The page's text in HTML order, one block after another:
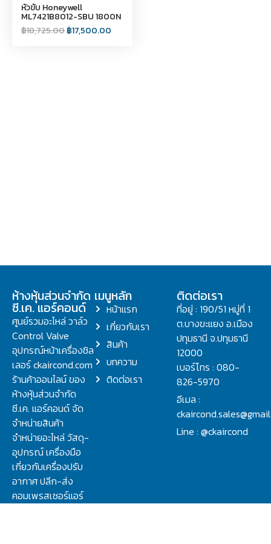
หัวขับ Honeywell
ML7421B8012-SBU 1800N
฿18,725.00฿17,500.00
ห้างหุ้นส่วนจำกัด
ซี.เค. แอร์คอนด์
ศูนย์รวมอะไหล่ วาล์ว
Control Valve
อุปกรณ์หน้าเครื่องชิล
เลอร์ ckaircond.com
ร้านค้าออนไลน์ ของ
ห้างหุ้นส่วนจำกัด
ซี.เค. แอร์คอนด์ จัด
จำหน่ายสินค้า
จำหน่ายอะไหล่ วัสดุ-
อุปกรณ์ เครื่องมือ
เกี่ยวกับเครื่องปรับ
อากาศ ปลีก-ส่ง
คอมเพรสเซอร์แอร์
เมนูหลัก
หน้าแรก
เกี่ยวกับเรา
สินค้า
บทความ
ติดต่อเรา
ติดต่อเรา
ที่อยู่ : 190/51 หมู่ที่ 1
ต.บางขะแยง อ.เมือง
ปทุมธานี จ.ปทุมธานี
12000
เบอร์โทร : 080-
826-5970
อีเมล :
Line : @ckaircond